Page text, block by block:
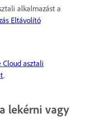
alkalmazást a
Eltávolító
Cloud asztali
.
lekérni vagy